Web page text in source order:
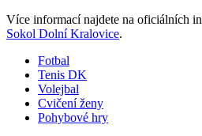
Více informací najdete na oficiálních
Sokol Dolní Kralovice.
Fotbal
Tenis DK
Volejbal
Cvičení ženy
Pohybové hry